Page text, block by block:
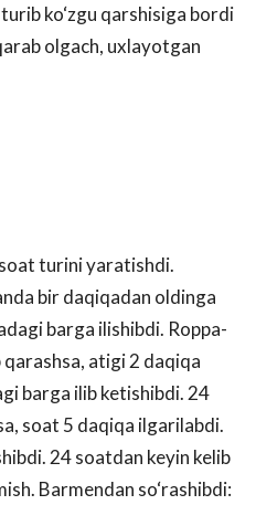
ko‘zgu qarshisiga bordi
olgach, uxlayotgan
turini yaratishdi.
bir daqiqadan oldinga
barga ilishibdi. Roppa-
atigi 2 daqiqa
barga ilib ketishibdi. 24
soat 5 daqiqa ilgarilabdi.
24 soatdan keyin kelib
Barmendan so‘rashibdi: